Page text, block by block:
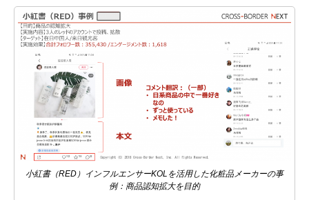
小紅書（RED）インフルエンサーKOLを活用した化粧品メーカーの事
例：商品認知拡大を目的